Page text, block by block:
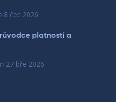
8 čec 2026
platností a
27 bře 2026